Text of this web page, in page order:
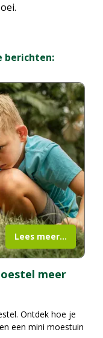
berichten:
meer
Ontdek hoe je
een mini moestuin
Lees meer...